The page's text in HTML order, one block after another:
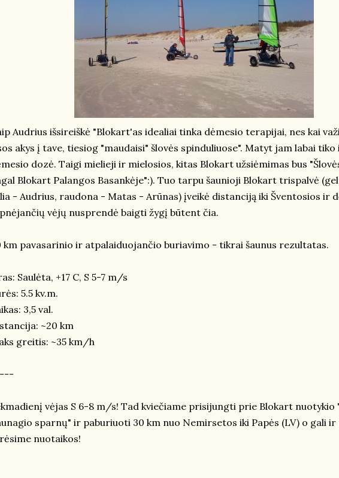
Audrius išsireiškė "Blokart'as idealiai tinka dėmesio terapijai, nes kai
akys į tave, tiesiog "maudaisi" šlovės spinduliuose". Matyt jam labai
dozė. Taigi mielieji ir mielosios, kitas Blokart užsiėmimas bus
Blokart Palangos Basankėje":). Tuo tarpu šaunioji Blokart trispalvė
- Audrius, raudona - Matas - Arūnas) įveikė distanciją iki Šventosios ir
vėjų nusprendė baigti žygį būtent čia.
km pavasarinio ir atpalaiduojančio buriavimo - tikrai šaunus rezultatas.
Saulėta, +17 C, S 5-7 m/s
5.5 kv.m.
3,5 val.
~20 km
greitis: ~35 km/h
vėjas S 6-8 m/s! Tad kviečiame prisijungti prie Blokart nuotykio
sparnų" ir paburiuoti 30 km nuo Nemirsetos iki Papės (LV) o gali
nuotaikos!